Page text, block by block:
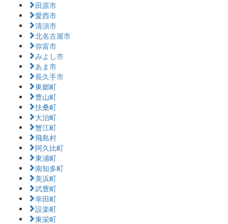
田原市
愛西市
清須市
北名古屋市
弥富市
みよし市
あま市
長久手市
東郷町
豊山町
扶桑町
大治町
蟹江町
飛島村
阿久比町
東浦町
南知多町
美浜町
武豊町
幸田町
設楽町
東栄町